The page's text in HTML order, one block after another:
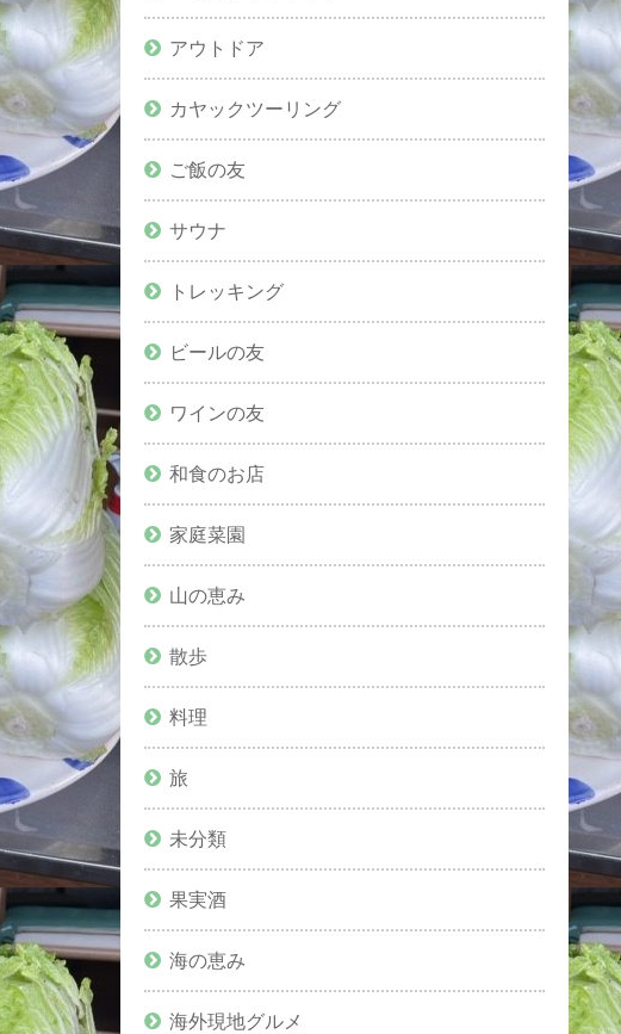
アウトドア
カヤックツーリング
ご飯の友
サウナ
トレッキング
ビールの友
ワインの友
和食のお店
家庭菜園
山の恵み
散歩
料理
旅
未分類
果実酒
海の恵み
海外現地グルメ